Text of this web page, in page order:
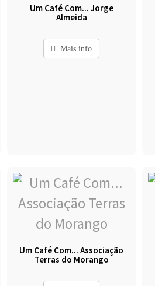
Um Café Com... Jorge
Almeida
Mais info
Um Café Com... Associação
Terras do Morango